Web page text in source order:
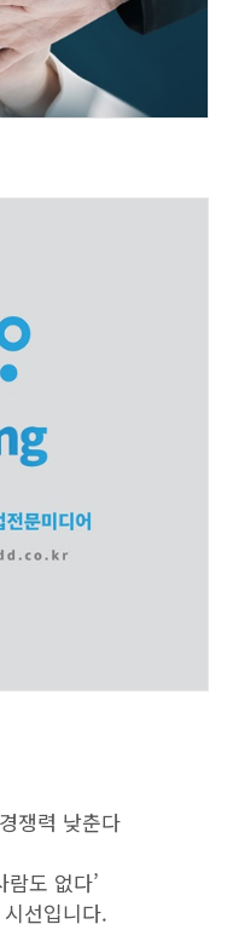
쟁력 낮춘다
도 없다’
선입니다.